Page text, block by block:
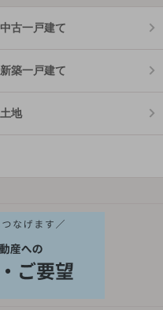
中古一戸建て
新築一戸建て
土地